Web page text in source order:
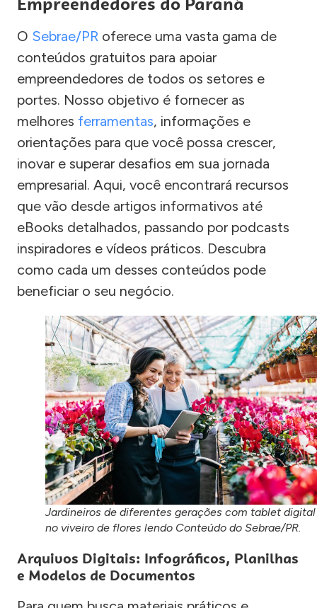
O Sebrae/PR oferece uma vasta gama de
conteúdos gratuitos para apoiar
empreendedores de todos os setores e
portes. Nosso objetivo é fornecer as
melhores ferramentas, informações e
orientações para que você possa crescer,
inovar e superar desafios em sua jornada
empresarial. Aqui, você encontrará recursos
que vão desde artigos informativos até
eBooks detalhados, passando por podcasts
inspiradores e vídeos práticos. Descubra
como cada um desses conteúdos pode
beneficiar o seu negócio.
Jardineiros de diferentes gerações com tablet digital
no viveiro de flores lendo Conteúdo do Sebrae/PR.
Arquivos Digitais: Infográficos, Planilhas
e Modelos de Documentos